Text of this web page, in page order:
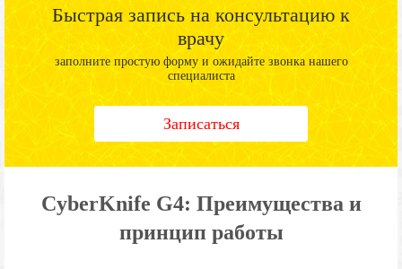
Быстрая запись на консультацию к
врачу
заполните простую форму и ожидайте звонка нашего
специалиста
Записаться
CyberKnife G4: Преимущества и
принцип работы